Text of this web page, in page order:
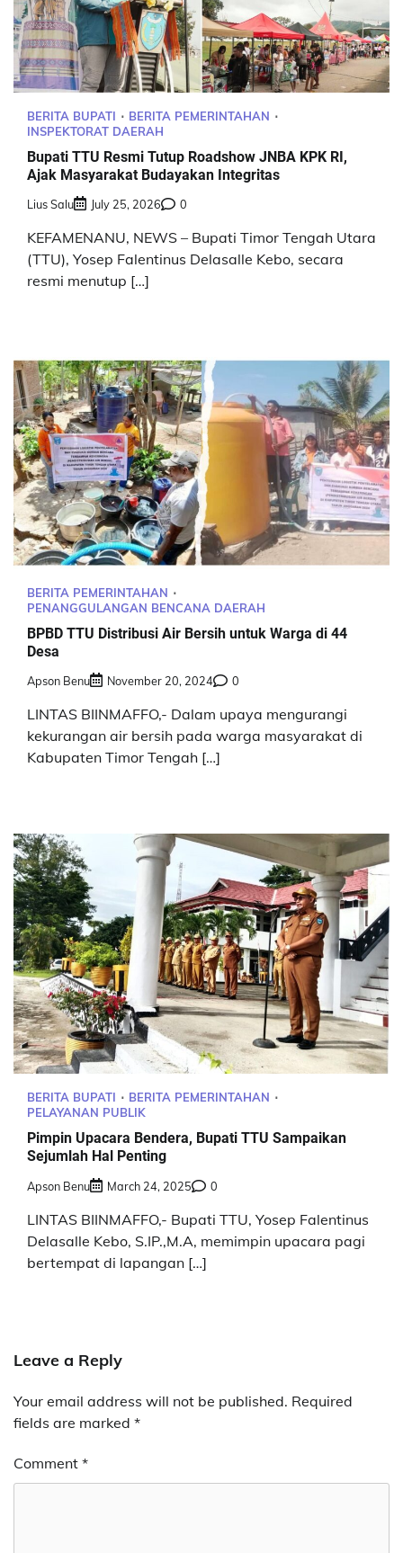
BERITA BUPATI
BERITA PEMERINTAHAN
INSPEKTORAT DAERAH
Bupati TTU Resmi Tutup Roadshow JNBA KPK RI,
Ajak Masyarakat Budayakan Integritas
Lius Salu July 25, 2026 0
KEFAMENANU, NEWS – Bupati Timor Tengah Utara
(TTU), Yosep Falentinus Delasalle Kebo, secara
resmi menutup […]
BERITA PEMERINTAHAN
PENANGGULANGAN BENCANA DAERAH
BPBD TTU Distribusi Air Bersih untuk Warga di 44
Desa
Apson Benu November 20, 2024 0
LINTAS BIINMAFFO,- Dalam upaya mengurangi
kekurangan air bersih pada warga masyarakat di
Kabupaten Timor Tengah […]
BERITA BUPATI
BERITA PEMERINTAHAN
PELAYANAN PUBLIK
Pimpin Upacara Bendera, Bupati TTU Sampaikan
Sejumlah Hal Penting
Apson Benu March 24, 2025 0
LINTAS BIINMAFFO,- Bupati TTU, Yosep Falentinus
Delasalle Kebo, S.IP.,M.A, memimpin upacara pagi
bertempat di lapangan […]
Leave a Reply
Your email address will not be published. Required
fields are marked *
Comment *